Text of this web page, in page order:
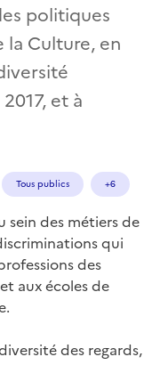
politiques
Culture, en
et à
Tous publics +6
sein des métiers de
qui
des
aux écoles de
des regards,